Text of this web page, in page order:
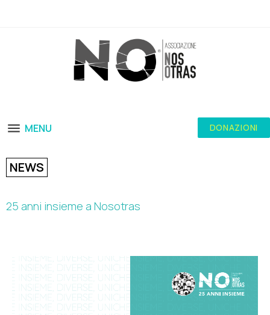
MENU DONAZIONI
NEWS
25 anni insieme a Nosotras